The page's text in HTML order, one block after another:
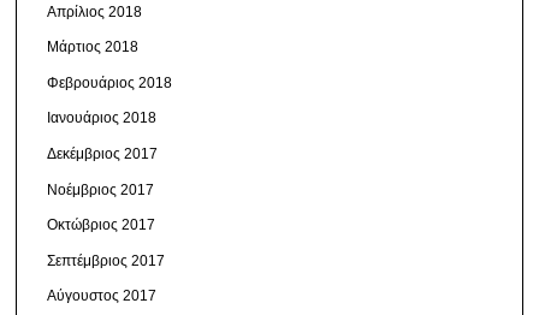
Απρίλιος 2018
Μάρτιος 2018
Φεβρουάριος 2018
Ιανουάριος 2018
Δεκέμβριος 2017
Νοέμβριος 2017
Οκτώβριος 2017
Σεπτέμβριος 2017
Αύγουστος 2017